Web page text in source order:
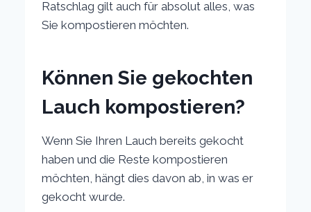
Ratschlag gilt auch für absolut alles, was
Sie kompostieren möchten.
Können Sie gekochten
Lauch kompostieren?
Wenn Sie Ihren Lauch bereits gekocht
haben und die Reste kompostieren
möchten, hängt dies davon ab, in was er
gekocht wurde.